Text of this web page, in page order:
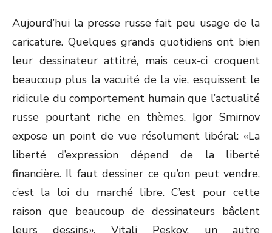
Aujourd’hui la presse russe fait peu usage de la
caricature. Quelques grands quotidiens ont bien
leur dessinateur attitré, mais ceux-ci croquent
beaucoup plus la vacuité de la vie, esquissent le
ridicule du comportement humain que l’actualité
russe pourtant riche en thèmes. Igor Smirnov
expose un point de vue résolument libéral: «La
liberté d’expression dépend de la liberté
financière. Il faut dessiner ce qu’on peut vendre,
c’est la loi du marché libre. C’est pour cette
raison que beaucoup de dessinateurs bâclent
leurs dessins». Vitali Peskov, un autre